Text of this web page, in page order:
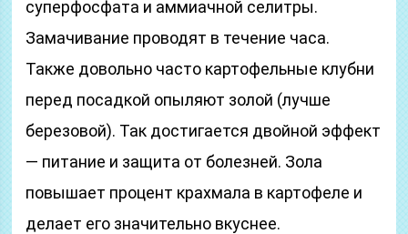
суперфосфата и аммиачной селитры.
Замачивание проводят в течение часа.
Также довольно часто картофельные клубни
перед посадкой опыляют золой (лучше
березовой). Так достигается двойной эффект
— питание и защита от болезней. Зола
повышает процент крахмала в картофеле и
делает его значительно вкуснее.